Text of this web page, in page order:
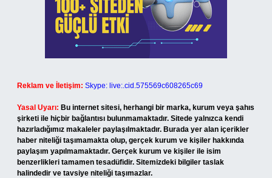
Reklam ve İletişim: Skype: live:.cid.575569c608265c69
Yasal Uyarı: Bu internet sitesi, herhangi bir marka, kurum veya şahıs
şirketi ile hiçbir bağlantısı bulunmamaktadır. Sitede yalnızca kendi
hazırladığımız makaleler paylaşılmaktadır. Burada yer alan içerikler
haber niteliği taşımamakta olup, gerçek kurum ve kişiler hakkında
paylaşım yapılmamaktadır. Gerçek kurum ve kişiler ile isim
benzerlikleri tamamen tesadüfidir. Sitemizdeki bilgiler taslak
halindedir ve tavsiye niteliği taşımazlar.